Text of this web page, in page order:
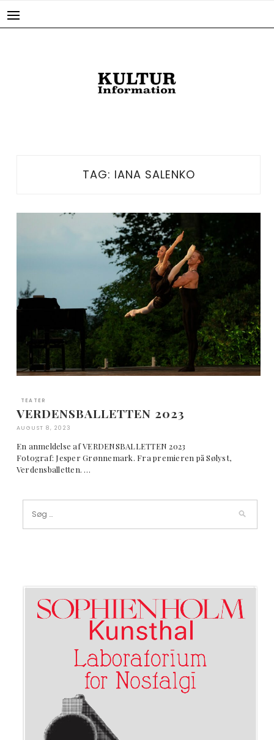
TAG: IANA SALENKO
TEATER
VERDENSBALLETTEN 2023
AUGUST 8, 2023
En anmeldelse af VERDENSBALLETTEN 2023
Fotograf: Jesper Grønnemark. Fra premieren på Sølyst,
Verdensballetten. …